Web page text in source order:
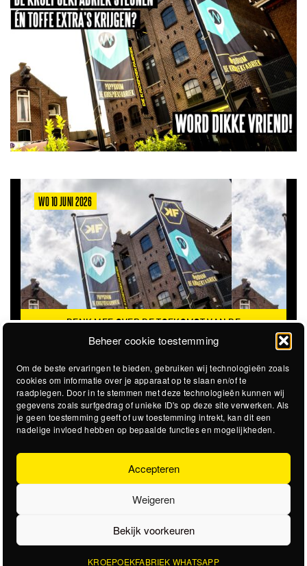
Beheer cookie toestemming
Om de beste ervaringen te bieden, gebruiken wij technologieën zoals
cookies om informatie over je apparaat op te slaan en/of te
raadplegen. Door in te stemmen met deze technologieën kunnen wij
gegevens zoals surfgedrag of unieke ID's op deze site verwerken. Als
je geen toestemming geeft of uw toestemming intrekt, kan dit een
nadelige invloed hebben op bepaalde functies en mogelijkheden.
Accepteren
Weigeren
Bekijk voorkeuren
KROEPOEKFABRIEK WHATSAPP
WO 10 JUNI 2026
DENK MEE OVER DE TOEKOMST VAN DE
KROEPOEKFABRIEK